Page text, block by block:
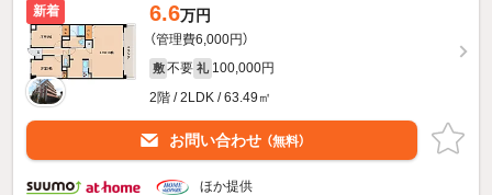
新着 6.6万円
（管理費6,000円）
敷 不要 礼 100,000円
2階 / 2LDK / 63.49㎡
お問い合わせ （無料）
ほか提供